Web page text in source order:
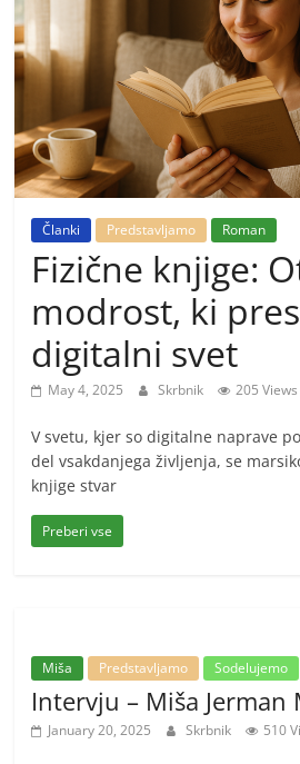
o
e
m
o
Članki Predstavljamo Roman
Fizične knjige:
modrost, ki
digitalni svet
May 4, 2025 Skrbnik 205 Views
V svetu, kjer so digitalne naprave
del vsakdanjega življenja, se
knjige stvar
Preberi vse
Miša Predstavljamo Sodelujemo
Intervju – Miša Jerman
January 20, 2025 Skrbnik 510